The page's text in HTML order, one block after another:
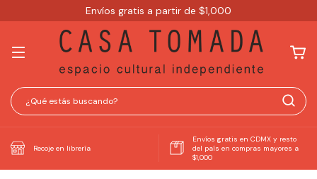
Envíos gratis a partir de $1,000
Recoje en librería
Envíos gratis en CDMX y resto
del país en compras mayores a
$1,000